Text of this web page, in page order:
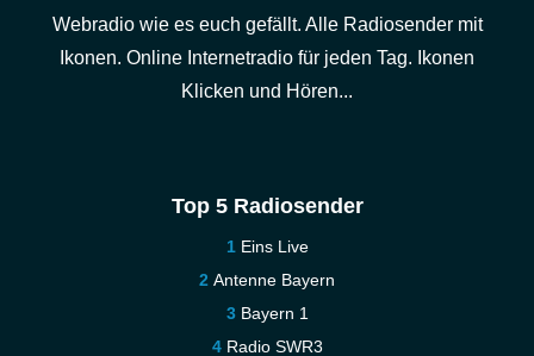
Webradio wie es euch gefällt. Alle Radiosender mit
Ikonen. Online Internetradio für jeden Tag. Ikonen
Klicken und Hören...
Top 5 Radiosender
Eins Live
Antenne Bayern
Bayern 1
Radio SWR3